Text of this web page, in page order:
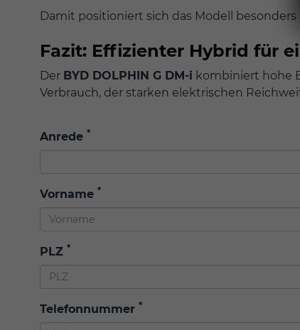
Damit positioniert sich das Modell
Fazit: Effizienter Hybrid für
Der BYD DOLPHIN G DM-i kombiniert hohe
Verbrauch, der starken elektrischen
Anrede *
Vorname *
PLZ *
Telefonnummer *